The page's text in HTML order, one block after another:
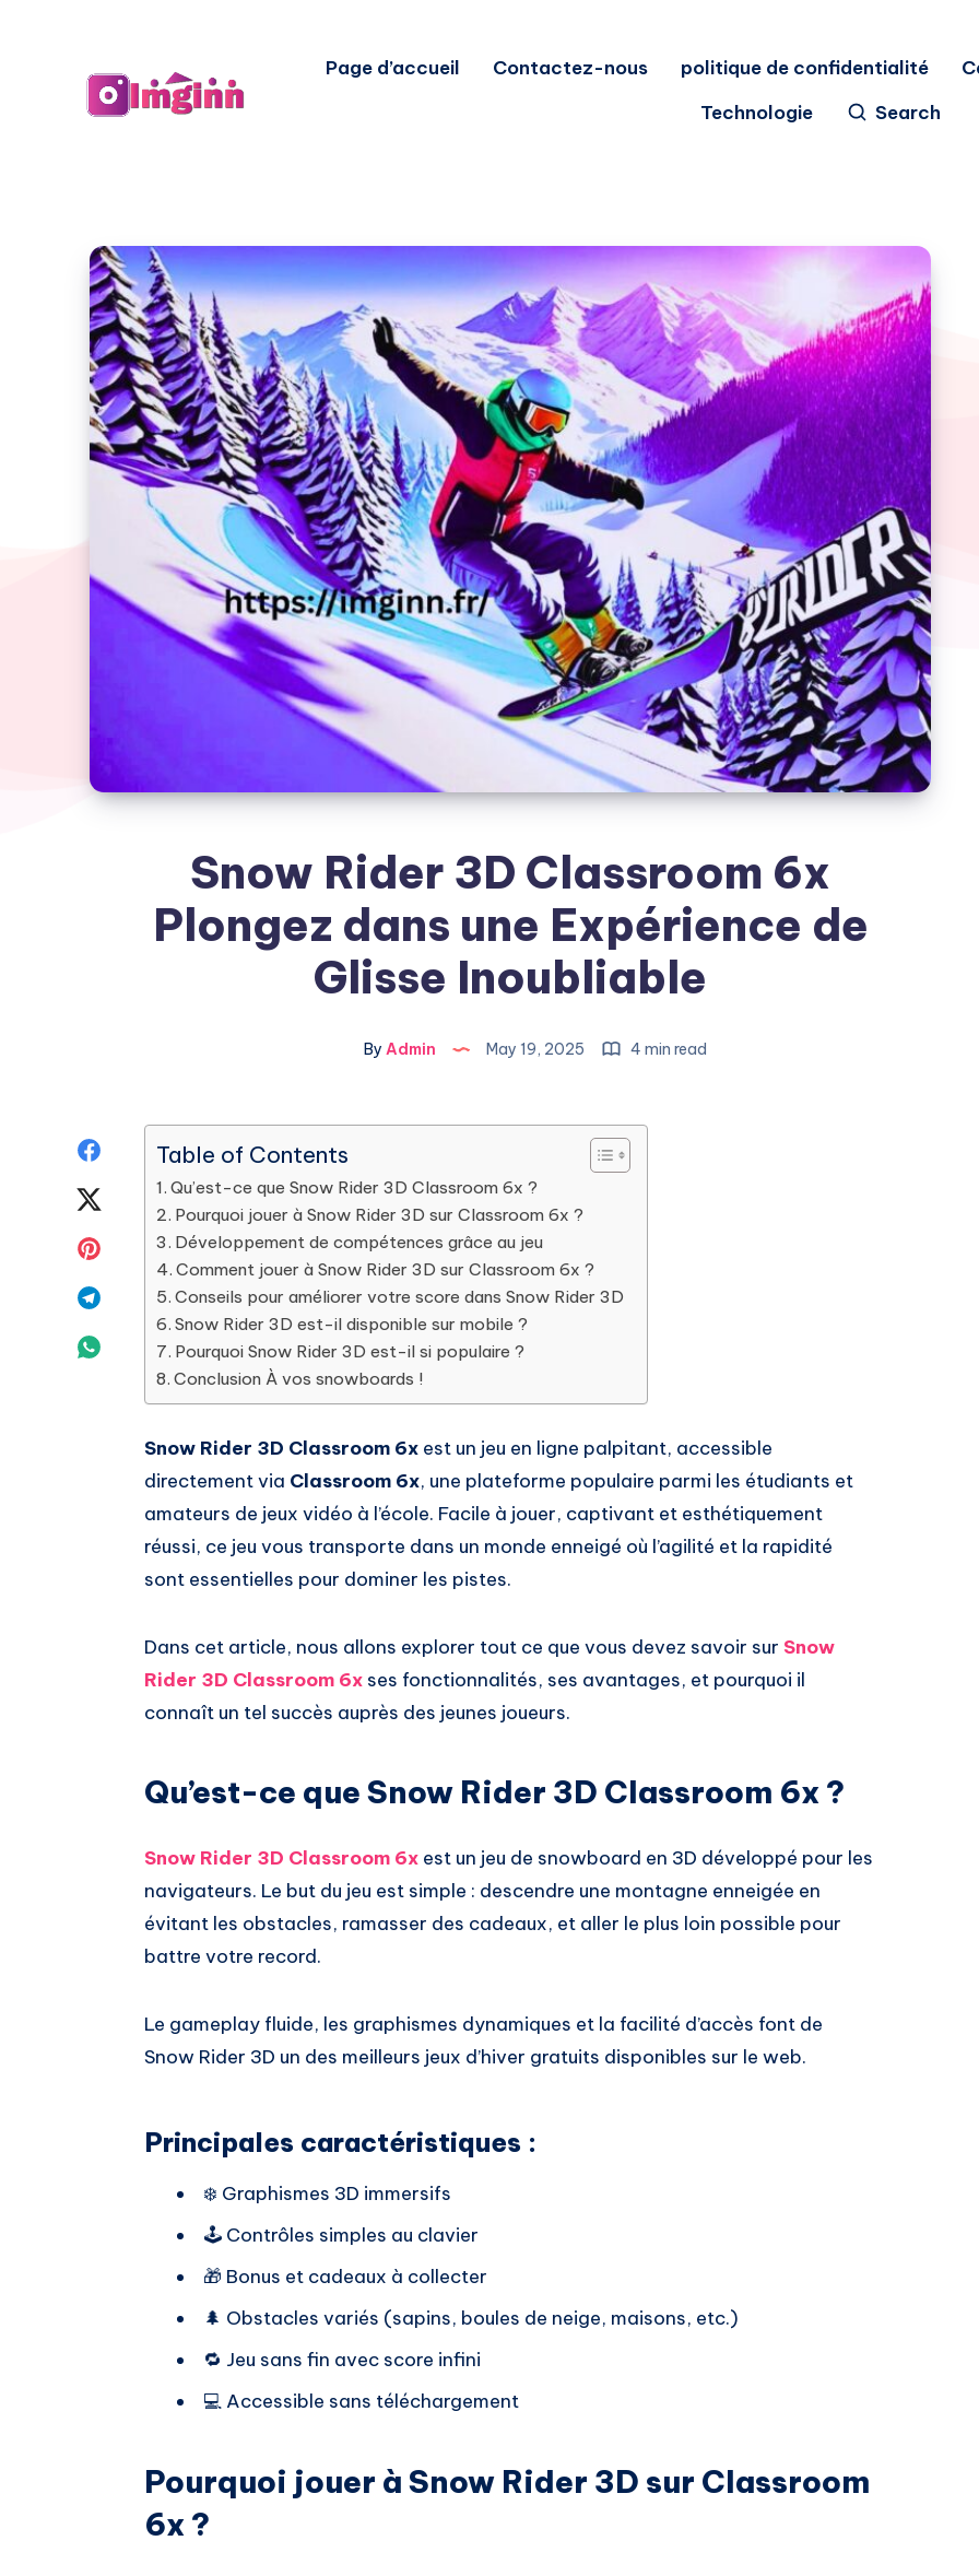
Page d’accueil Contactez-nous politique de confidentialité
Technologie
Search
Snow Rider 3D Classroom 6x
Plongez dans une Expérience de
Glisse Inoubliable
By Admin May 19, 2025 4 min read
Facebook
Twitter
Pinterest
Telegram
Table of Contents
Qu’est-ce que Snow Rider 3D Classroom 6x ?
Pourquoi jouer à Snow Rider 3D sur Classroom 6x ?
Développement de compétences grâce au jeu
Comment jouer à Snow Rider 3D sur Classroom 6x ?
Conseils pour améliorer votre score dans Snow Rider 3D
Snow Rider 3D est-il disponible sur mobile ?
Pourquoi Snow Rider 3D est-il si populaire ?
Conclusion À vos snowboards !
Snow Rider 3D Classroom 6x est un jeu en ligne palpitant, accessible
directement via Classroom 6x, une plateforme populaire parmi les étudiants et
amateurs de jeux vidéo à l’école. Facile à jouer, captivant et esthétiquement
réussi, ce jeu vous transporte dans un monde enneigé où l’agilité et la rapidité
sont essentielles pour dominer les pistes.
Dans cet article, nous allons explorer tout ce que vous devez savoir sur Snow
Rider 3D Classroom 6x ses fonctionnalités, ses avantages, et pourquoi il
connaît un tel succès auprès des jeunes joueurs.
Qu’est-ce que Snow Rider 3D Classroom 6x ?
Snow Rider 3D Classroom 6x est un jeu de snowboard en 3D développé pour les
navigateurs. Le but du jeu est simple : descendre une montagne enneigée en
évitant les obstacles, ramasser des cadeaux, et aller le plus loin possible pour
battre votre record.
Le gameplay fluide, les graphismes dynamiques et la facilité d’accès font de
Snow Rider 3D un des meilleurs jeux d’hiver gratuits disponibles sur le web.
Principales caractéristiques :
❄️ Graphismes 3D immersifs
🕹️ Contrôles simples au clavier
🎁 Bonus et cadeaux à collecter
🌲 Obstacles variés (sapins, boules de neige, maisons, etc.)
🔁 Jeu sans fin avec score infini
💻 Accessible sans téléchargement
Pourquoi jouer à Snow Rider 3D sur Classroom
6x ?